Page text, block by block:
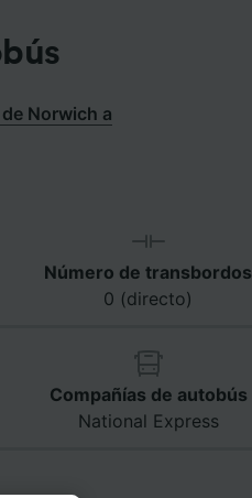
Norwich a
Número de transbordos
0 (directo)
Compañías de autobús
National Express